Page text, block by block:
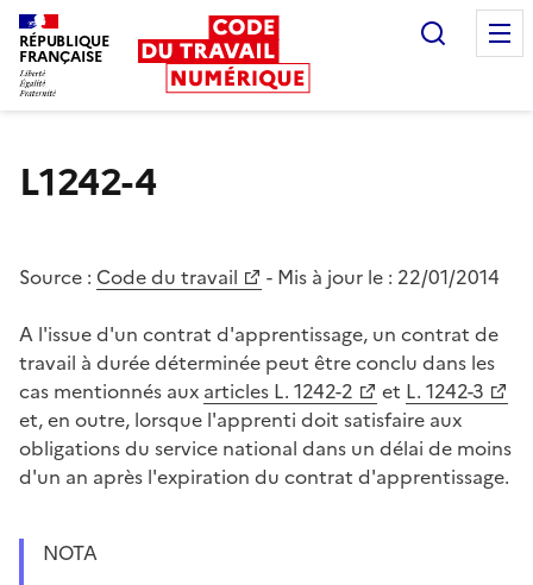
RÉPUBLIQUE
FRANÇAISE
L1242-4
Source : Code du travail - Mis à jour le : 22/01/2014
A l'issue d'un contrat d'apprentissage, un contrat de
travail à durée déterminée peut être conclu dans les
cas mentionnés aux articles L. 1242-2 et L. 1242-3
et, en outre, lorsque l'apprenti doit satisfaire aux
obligations du service national dans un délai de moins
d'un an après l'expiration du contrat d'apprentissage.
NOTA